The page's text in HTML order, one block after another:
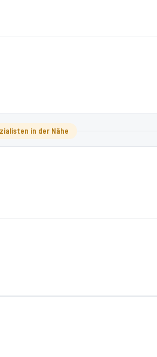
in der Nähe